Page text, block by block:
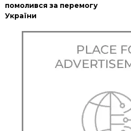
помолився за перемогу
України